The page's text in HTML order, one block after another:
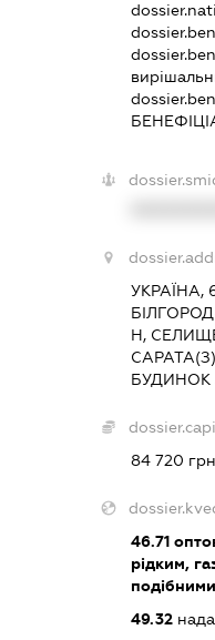
УКРАЇНА,
Н,
БУДИНОК
84 720
46.71
рідким,
49.32